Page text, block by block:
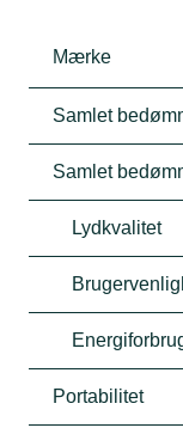
Mærke
Samlet
Samlet
Lydkvalitet
Portabilitet